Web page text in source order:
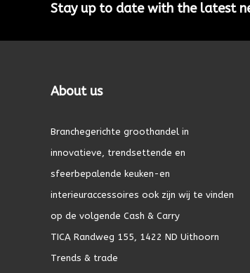
Stay up to date with the latest
About us
Branchegerichte groothandel in
innovatieve, trendsettende en
sfeerbepalende keuken-en
interieuraccessoires ook zijn wij te vinden
op de volgende Cash & Carry
TICA Randweg 155, 1422 ND Uithoorn
Trends & trade